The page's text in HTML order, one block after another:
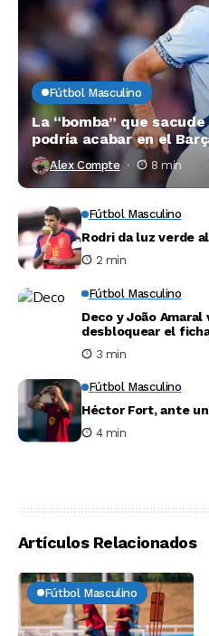
Fútbol Masculino
La “bomba” que
podría acabar en el
Alex Compte 8 min
Fútbol Masculino
Rodri da luz verde
2 min
Fútbol Masculino
Deco y João
desbloquear el
3 min
Fútbol Masculino
Héctor Fort, ante
4 min
Artículos Relacionados
Fútbol Masculino